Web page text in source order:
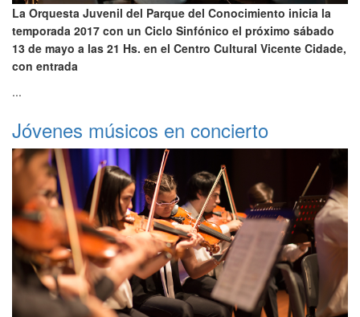
La Orquesta Juvenil del Parque del Conocimiento inicia la
temporada 2017 con un Ciclo Sinfónico el próximo sábado
13 de mayo a las 21 Hs. en el Centro Cultural Vicente Cidade,
con entrada
...
Jóvenes músicos en concierto